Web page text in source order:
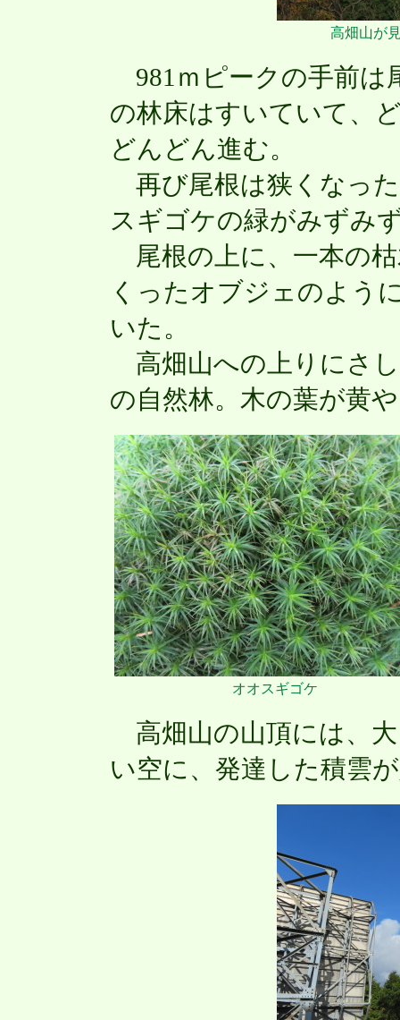
高畑山が
981ｍピークの手前は
の林床はすいていて、
どんどん進む。
再び尾根は狭くなっ
スギゴケの緑がみずみ
尾根の上に、一本の
くったオブジェのよう
いた。
高畑山への上りにさ
の自然林。木の葉が黄
オオスギゴケ
高畑山の山頂には、
い空に、発達した積雲